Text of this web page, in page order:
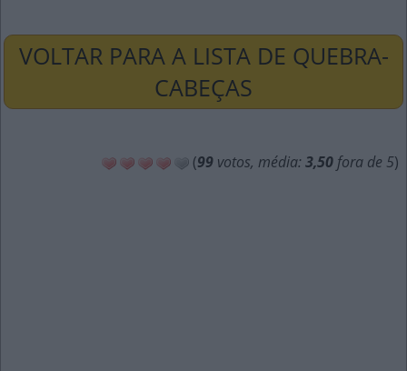
VOLTAR PARA A LISTA DE QUEBRA-
CABEÇAS
(99 votos, média: 3,50 fora de 5)